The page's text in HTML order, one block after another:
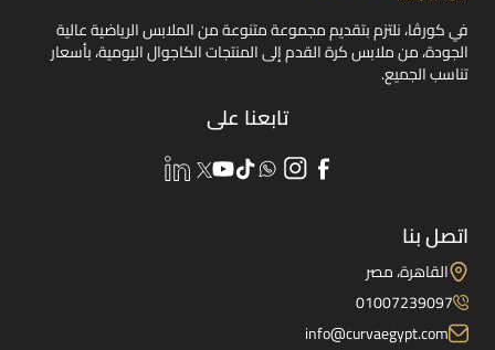
في كورڤا، نلتزم بتقديم مجموعة متنوعة من الملابس الرياضية عالية
الجودة، من ملابس كرة القدم إلى المنتجات الكاجوال اليومية، بأسعار
تناسب الجميع.
تابعنا على
اتصل بنا
القاهرة، مصر
01007239097
info@curvaegypt.com